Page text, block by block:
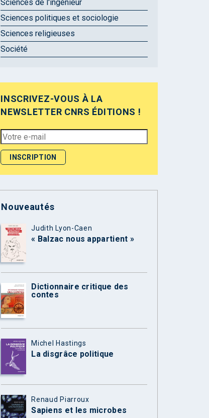
Sciences de l'ingénieur
Sciences politiques et sociologie
Sciences religieuses
Société
INSCRIVEZ-VOUS À LA
NEWSLETTER CNRS ÉDITIONS !
Nouveautés
Judith Lyon-Caen
« Balzac nous appartient »
Dictionnaire critique des
contes
Michel Hastings
La disgrâce politique
Renaud Piarroux
Sapiens et les microbes